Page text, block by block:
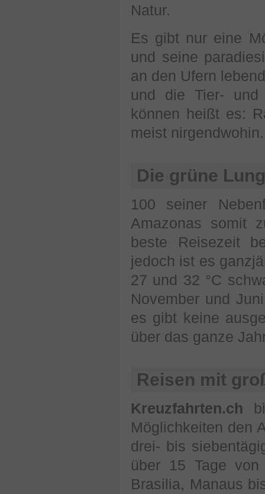
Natur.
Es gibt nur eine
und seine
an den Ufern
und die Tier- und
können heißt es:
meist nirgendwohin.
Die grüne
100 seiner
Amazonas somit
beste Reisezeit
jedoch ist es
27 und 32 °C
November und
es gibt keine
über das ganze
Reisen mit
Kreuzfahrten.ch
Möglichkeiten den
drei- bis
über 15 Tage von
Brasilia, Manaus